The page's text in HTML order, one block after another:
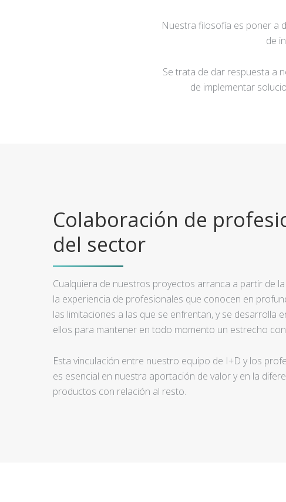
Nuestra filosofía es poner a
de
Se trata de dar respuesta a
de implementar
Colaboración de
del sector
Cualquiera de nuestros proyectos arranca a partir de
la experiencia de profesionales que conocen en
las limitaciones a las que se enfrentan, y se desarrolla
ellos para mantener en todo momento un estrecho
Esta vinculación entre nuestro equipo de I+D y los
es esencial en nuestra aportación de valor y en la
productos con relación al resto.